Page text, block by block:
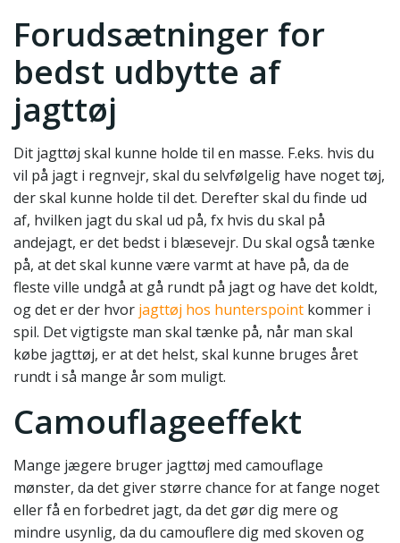
Forudsætninger for
bedst udbytte af
jagttøj
Dit jagttøj skal kunne holde til en masse. F.eks. hvis du
vil på jagt i regnvejr, skal du selvfølgelig have noget tøj,
der skal kunne holde til det. Derefter skal du finde ud
af, hvilken jagt du skal ud på, fx hvis du skal på
andejagt, er det bedst i blæsevejr. Du skal også tænke
på, at det skal kunne være varmt at have på, da de
fleste ville undgå at gå rundt på jagt og have det koldt,
og det er der hvor jagttøj hos hunterspoint kommer i
spil. Det vigtigste man skal tænke på, når man skal
købe jagttøj, er at det helst, skal kunne bruges året
rundt i så mange år som muligt.
Camouflageeffekt
Mange jægere bruger jagttøj med camouflage
mønster, da det giver større chance for at fange noget
eller få en forbedret jagt, da det gør dig mere og
mindre usynlig, da du camouflere dig med skoven og